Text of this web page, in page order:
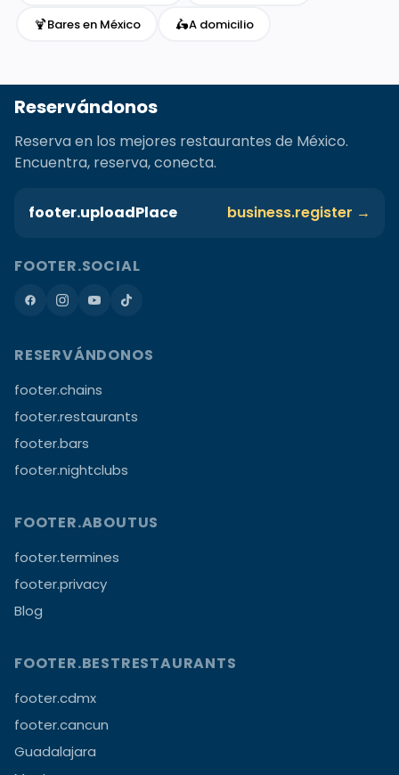
🍹Bares en México 🛵A domicilio
Reservándonos
Reserva en los mejores restaurantes de México.
Encuentra, reserva, conecta.
footer.uploadPlace business.register →
FOOTER.SOCIAL
RESERVÁNDONOS
footer.chains
footer.restaurants
footer.bars
footer.nightclubs
FOOTER.ABOUTUS
footer.termines
footer.privacy
Blog
FOOTER.BESTRESTAURANTS
footer.cdmx
footer.cancun
Guadalajara